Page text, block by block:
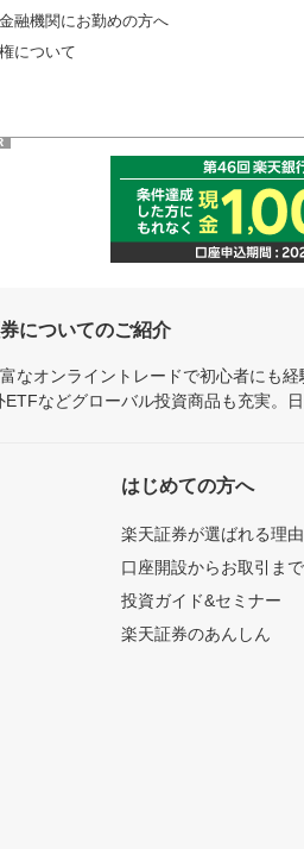
融機関にお勤めの方へ
について
についてのご紹介
なオンライントレードで初心者にも
などグローバル投資商品も充実。
はじめての方へ
楽天証券が選ばれる理由
口座開設からお取引ま
投資ガイド&セミナー
楽天証券のあんしん